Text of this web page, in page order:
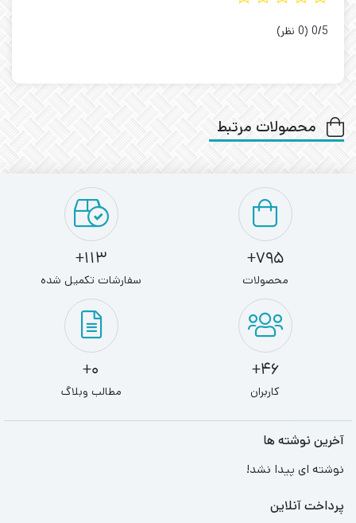
‫0/5 ‫(0 نظر)
محصولات مرتبط
795+
محصولات
113+
سفارشات تکمیل شده
46+
کاربران
0+
مطالب وبلاگ
آخرین نوشته ها
نوشته ای پیدا نشد!
پرداخت آنلاین